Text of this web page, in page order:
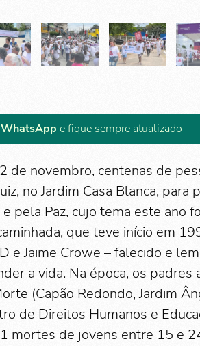
WhatsApp e fique sempre atualizado
de novembro, centenas de
no Jardim Casa Blanca, para
pela Paz, cujo tema este ano
que teve início em
e Jaime Crowe – falecido e
a vida. Na época, os padres
(Capão Redondo, Jardim
de Direitos Humanos e
mortes de jovens entre 15 e